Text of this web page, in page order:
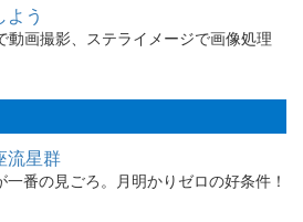
う
動画撮影、ステライメージで画像処理
流星群
番の見ごろ。月明かりゼロの好条件！